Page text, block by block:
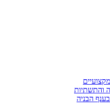
והתשתיות
הבניה